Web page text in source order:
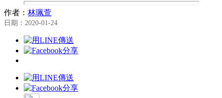
作者： 林珮萱
日期：2020-01-24